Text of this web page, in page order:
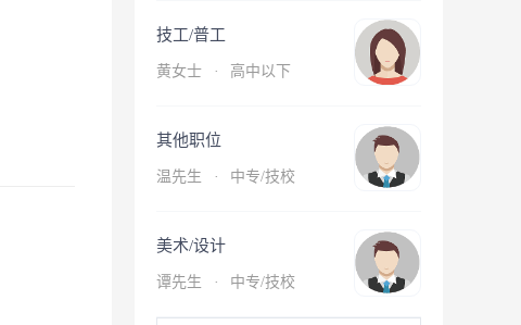
技工/普工
黄女士 · 高中以下
其他职位
温先生 · 中专/技校
美术/设计
谭先生 · 中专/技校